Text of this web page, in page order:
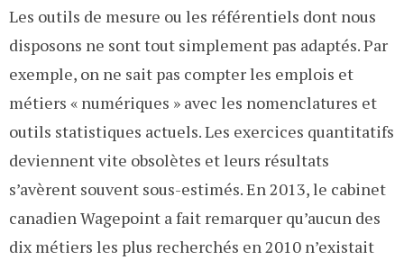
Les outils de mesure ou les référentiels dont nous
disposons ne sont tout simplement pas adaptés. Par
exemple, on ne sait pas compter les emplois et
métiers « numériques » avec les nomenclatures et
outils statistiques actuels. Les exercices quantitatifs
deviennent vite obsolètes et leurs résultats
s’avèrent souvent sous-estimés. En 2013, le cabinet
canadien Wagepoint a fait remarquer qu’aucun des
dix métiers les plus recherchés en 2010 n’existait